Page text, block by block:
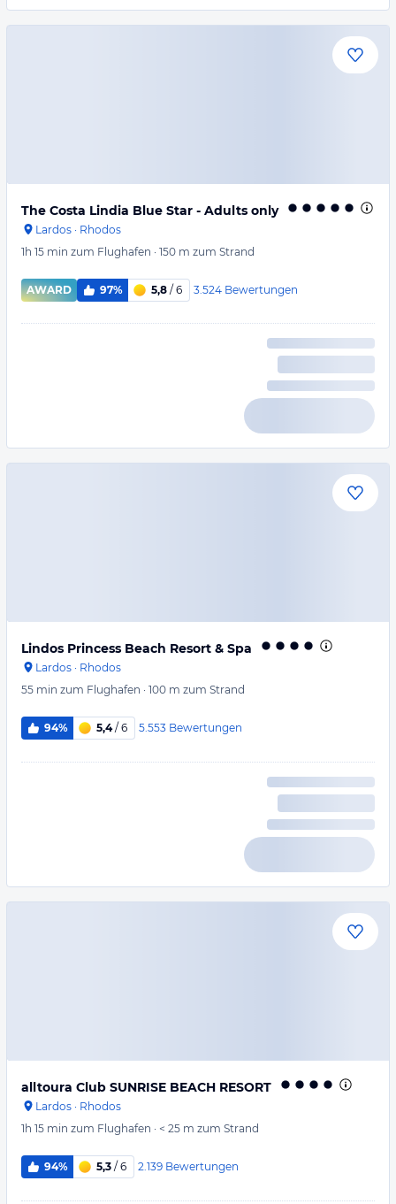
The Costa Lindia Blue Star - Adults only
Lardos · Rhodos
1h 15 min zum Flughafen · 150 m zum Strand
AWARD 97% 5,8 / 6 3.524 Bewertungen
Lindos Princess Beach Resort & Spa
Lardos · Rhodos
55 min zum Flughafen · 100 m zum Strand
94% 5,4/ 6 5.553 Bewertungen
alltoura Club SUNRISE BEACH RESORT
Lardos · Rhodos
1h 15 min zum Flughafen · < 25 m zum Strand
94% 5,3 / 6 2.139 Bewertungen